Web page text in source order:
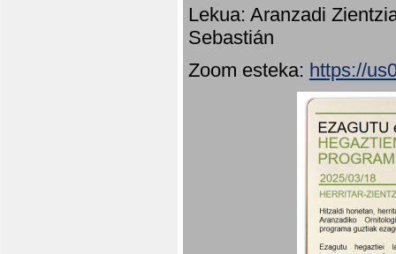
Lekua: Aranzadi
Sebastián
Zoom esteka: https://